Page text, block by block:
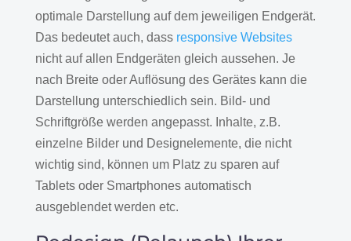
optimale Darstellung auf dem jeweiligen Endgerät.
Das bedeutet auch, dass responsive Websites
nicht auf allen Endgeräten gleich aussehen. Je
nach Breite oder Auflösung des Gerätes kann die
Darstellung unterschiedlich sein. Bild- und
Schriftgröße werden angepasst. Inhalte, z.B.
einzelne Bilder und Designelemente, die nicht
wichtig sind, können um Platz zu sparen auf
Tablets oder Smartphones automatisch
ausgeblendet werden etc.